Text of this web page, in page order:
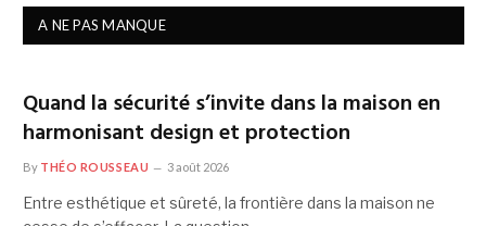
A NE PAS MANQUE
Quand la sécurité s’invite dans la maison en
harmonisant design et protection
By THÉO ROUSSEAU 3 août 2026
Entre esthétique et sûreté, la frontière dans la maison ne